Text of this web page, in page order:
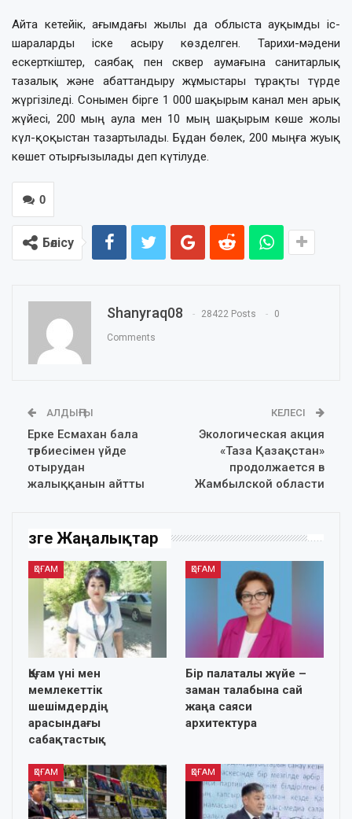
Айта кетейік, ағымдағы жылы да облыста ауқымды іс-
шараларды іске асыру көзделген. Тарихи-мәдени
ескерткіштер, саябақ пен сквер аумағына санитарлық
тазалық және абаттандыру жұмыстары тұрақты түрде
жүргізіледі. Сонымен бірге 1 000 шақырым канал мен арық
жүйесі, 200 мың аула мен 10 мың шақырым көше жолы
күл-қоқыстан тазартылады. Бұдан бөлек, 200 мыңға жуық
көшет отырғызылады деп күтілуде.
0
Бөлісу
Shanyraq08 28422 Posts 0
Comments
АЛДЫҢҒЫ
Ерке Есмахан бала
тәрбиесімен үйде
отырудан
жалыққанын айтты
КЕЛЕСІ
Экологическая акция
«Таза Қазақстан»
продолжается в
Жамбылской области
Өзге Жаңалықтар
ҚОҒАМ
Қоғам үні мен
мемлекеттік
шешімдердің
арасындағы
сабақтастық
ҚОҒАМ
Бір палаталы жүйе –
заман талабына сай
жаңа саяси
архитектура
ҚОҒАМ ҚОҒАМ